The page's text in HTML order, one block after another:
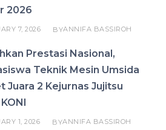
2026
7, 2026 BYANNIFA BASSIROH
Prestasi Nasional,
Teknik Mesin Umsida
Juara 2 Kejurnas Jujitsu
1, 2026 BYANNIFA BASSIROH